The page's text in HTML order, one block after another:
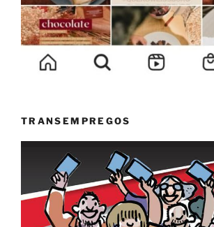
TRANSEMPREGOS